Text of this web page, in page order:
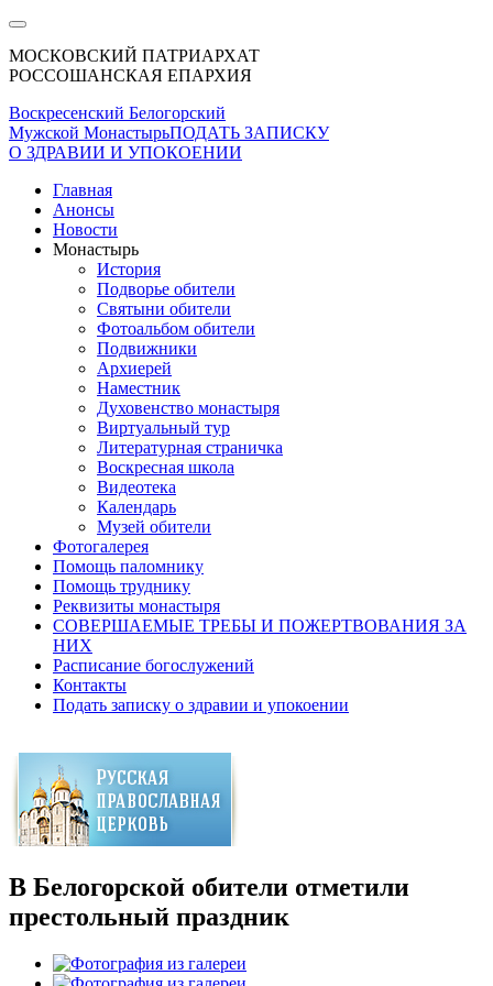
МОСКОВСКИЙ ПАТРИАРХАТ
РОССОШАНСКАЯ ЕПАРХИЯ
Воскресенский Белогорский
Мужской МонастырьПОДАТЬ ЗАПИСКУ
О ЗДРАВИИ И УПОКОЕНИИ
Главная
Анонсы
Новости
Монастырь
История
Подворье обители
Святыни обители
Фотоальбом обители
Подвижники
Архиерей
Наместник
Духовенство монастыря
Виртуальный тур
Литературная страничка
Воскресная школа
Видеотека
Календарь
Музей обители
Фотогалерея
Помощь паломнику
Помощь труднику
Реквизиты монастыря
СОВЕРШАЕМЫЕ ТРЕБЫ И ПОЖЕРТВОВАНИЯ ЗА
НИХ
Расписание богослужений
Контакты
Подать записку о здравии и упокоении
В Белогорской обители отметили
престольный праздник